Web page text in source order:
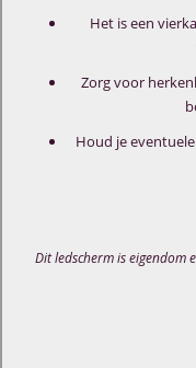
Het is een
Zorg voor
Houd je
Dit ledscherm is eigendom